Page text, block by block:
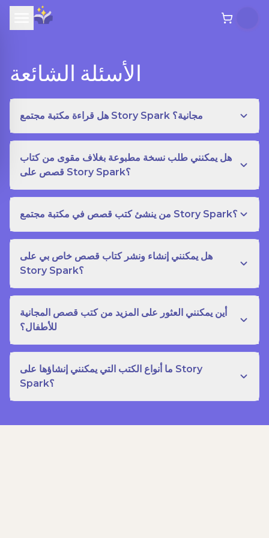
الأسئلة الشائعة
هل قراءة مكتبة مجتمع Story Spark مجانية؟
هل يمكنني طلب نسخة مطبوعة بغلاف مقوى من كتاب
قصص على Story Spark؟
من ينشئ كتب قصص في مكتبة مجتمع Story Spark؟
هل يمكنني إنشاء ونشر كتاب قصص خاص بي على
Story Spark؟
أين يمكنني العثور على المزيد من كتب قصص المجانية
للأطفال؟
ما أنواع الكتب التي يمكنني إنشاؤها على Story
Spark؟